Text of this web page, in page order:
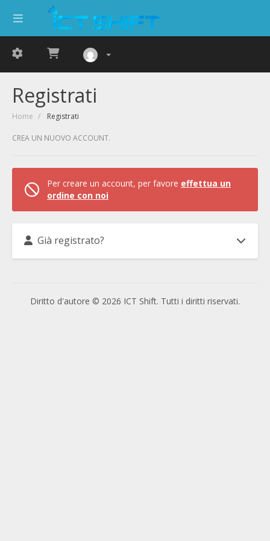
Registrati
Home Registrati
CREA UN NUOVO ACCOUNT.
Per creare un account, per favore effettua un
ordine con noi
Già registrato?
Diritto d'autore © 2026 ICT Shift. Tutti i diritti riservati.